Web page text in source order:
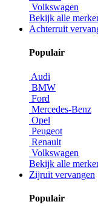
Volkswagen
Bekijk alle
Achterruit
Populair
Audi
BMW
Ford
Mercedes-Benz
Opel
Peugeot
Renault
Volkswagen
Bekijk alle
Zijruit vervangen
Populair